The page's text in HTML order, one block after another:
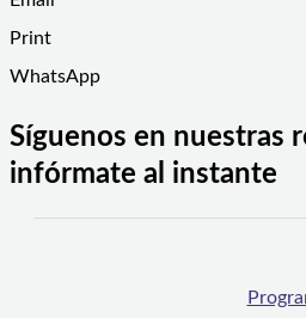
Print
WhatsApp
Síguenos en nuestras
infórmate al instante